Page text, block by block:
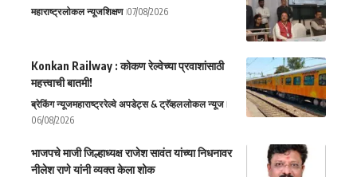
महाराष्ट्रलोकल न्यूजशिक्षण 07/08/2026
Konkan Railway : कोकण रेल्वेच्या प्रवाशांसाठी
महत्त्वाची बातमी!
ब्रेकिंग न्यूजमहाराष्ट्ररेल्वे अपडेट्स & ट्रॅव्हललोकल न्यूज
06/08/2026
भाजपचे माजी जिल्हाध्यक्ष राजेश सावंत यांच्या निधनावर
नीलेश राणे यांनी व्यक्त केला शोक